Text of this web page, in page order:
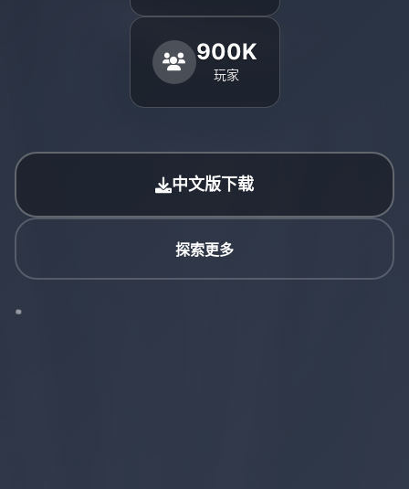
900K
玩家
中文版下载
探索更多